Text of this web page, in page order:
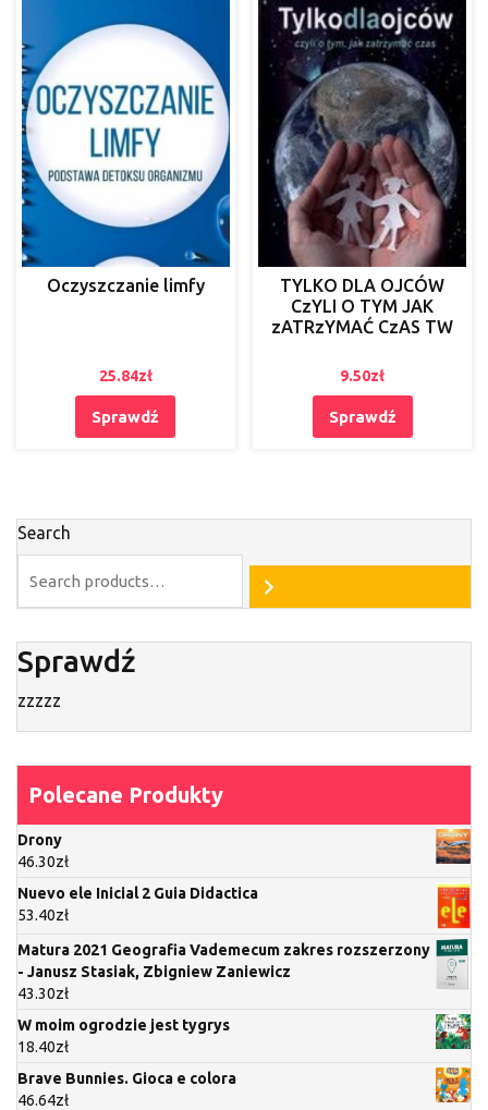
Oczyszczanie limfy
25.84zł
Sprawdź
TYLKO DLA OJCÓW
CzYLI O TYM JAK
zATRzYMAĆ CzAS TW
9.50zł
Sprawdź
Search
Sprawdź
zzzzz
Polecane Produkty
Drony
46.30zł
Nuevo ele Inicial 2 Guia Didactica
53.40zł
Matura 2021 Geografia Vademecum zakres rozszerzony
- Janusz Stasiak, Zbigniew Zaniewicz
43.30zł
W moim ogrodzie jest tygrys
18.40zł
Brave Bunnies. Gioca e colora
46.64zł